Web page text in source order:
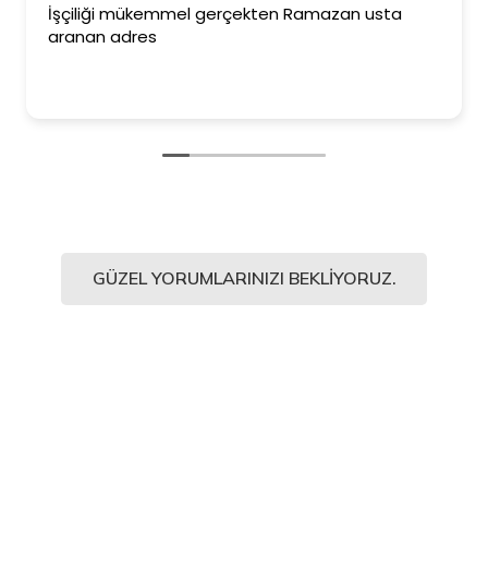
İşçiliği mükemmel gerçekten Ramazan usta
aranan adres
GÜZEL YORUMLARINIZI BEKLIYORUZ.